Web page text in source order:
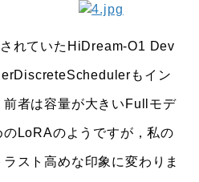
れていたHiDream-O1 Dev
もイン
前者は容量が大きいFullモデ
LoRAのようですが，私の
スト高めな印象に変わりま